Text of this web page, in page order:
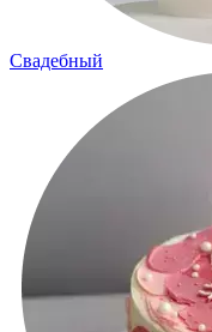
Свадебный